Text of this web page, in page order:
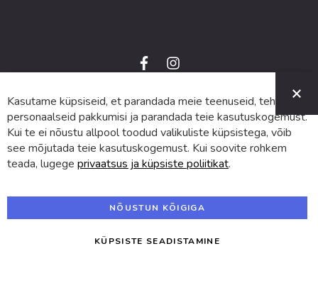
f
a
e
b
o
o
k
i
n
t
a
g
r
a
m
© 2024 SUVA. Kõik õigused kaitstud.
Kasutame küpsiseid, et parandada meie teenuseid, teha
personaalseid pakkumisi ja parandada teie kasutuskogemust.
Kui te ei nõustu allpool toodud valikuliste küpsistega, võib
see mõjutada teie kasutuskogemust. Kui soovite rohkem
teada, lugege privaatsus ja küpsiste poliitikat.
NÕUSTUN KÕIGIGA
KÜPSISTE SEADISTAMINE